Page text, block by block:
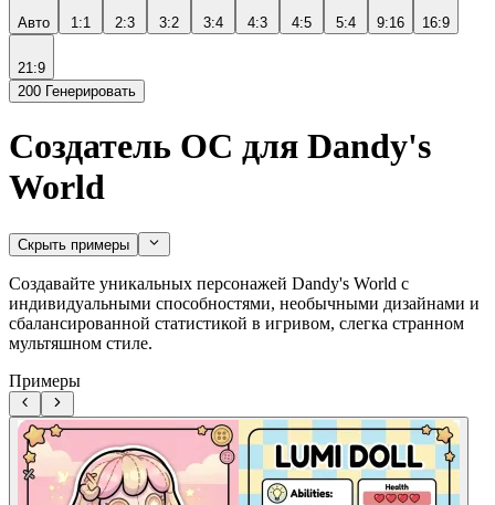
Авто 1:1 2:3 3:2 3:4 4:3 4:5 5:4 9:16 16:9
21:9
200 Генерировать
Создатель OC для Dandy's
World
Скрыть примеры
Создавайте уникальных персонажей Dandy's World с
индивидуальными способностями, необычными дизайнами и
сбалансированной статистикой в игривом, слегка странном
мультяшном стиле.
Примеры